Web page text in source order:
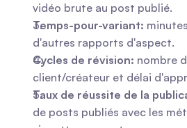
vidéo brute au post publié.
Temps-pour-variant:
d'autres rapports d'aspect.
Cycles de révision: nombre
client/créateur et délai
Taux de réussite de la
de posts publiés avec les